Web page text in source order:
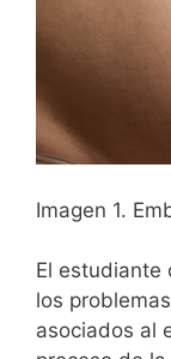
Imagen 1.
El estudiante
los
asociados al